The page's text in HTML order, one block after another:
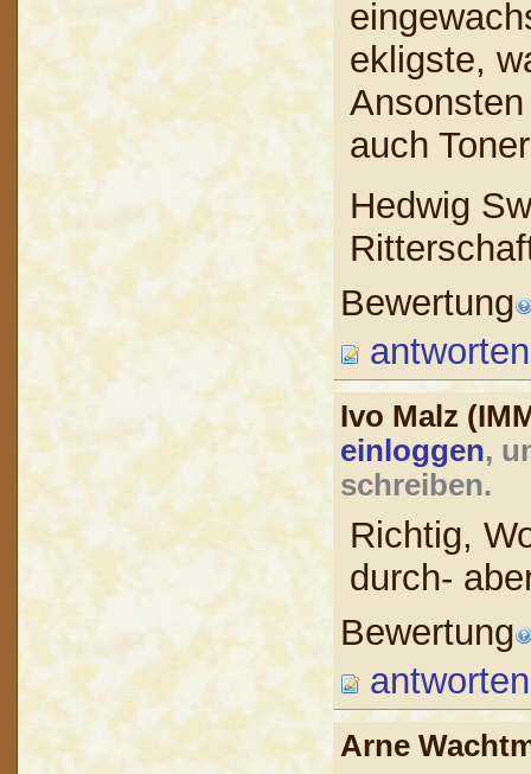
ekligste,
auch
Hedwig
Bewertung
antworten
Ivo Malz
einloggen,
schreiben.
Richtig,
durch-
Bewertung
antworten
Arne